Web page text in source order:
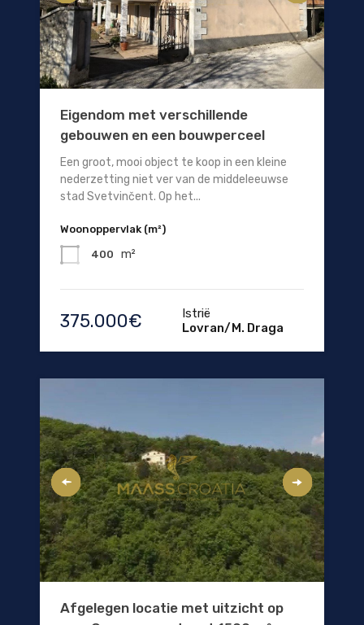
Eigendom met verschillende
gebouwen en een bouwperceel
Een groot, mooi object te koop in een kleine
nederzetting niet ver van de middeleeuwse
stad Svetvinčent. Op het...
Woonoppervlak (m²)
400 m²
375.000€
Istrië
Lovran/M. Draga
Afgelegen locatie met uitzicht op